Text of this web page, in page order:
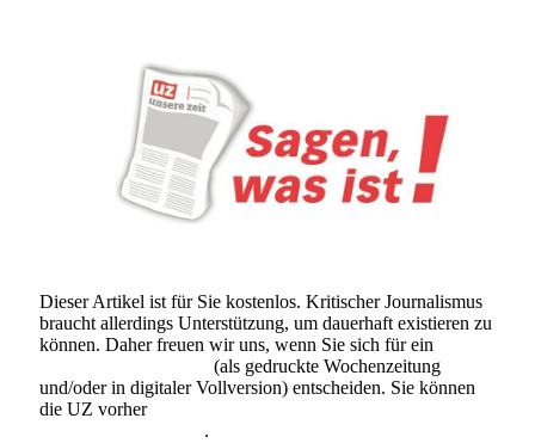
Dieser Artikel ist für Sie kostenlos. Kritischer Journalismus
braucht allerdings Unterstützung, um dauerhaft existieren zu
können. Daher freuen wir uns, wenn Sie sich für ein
(als gedruckte Wochenzeitung
und/oder in digitaler Vollversion) entscheiden. Sie können
die UZ vorher
.